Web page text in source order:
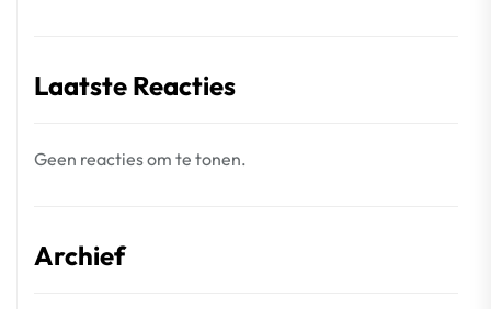
Laatste Reacties
Geen reacties om te tonen.
Archief